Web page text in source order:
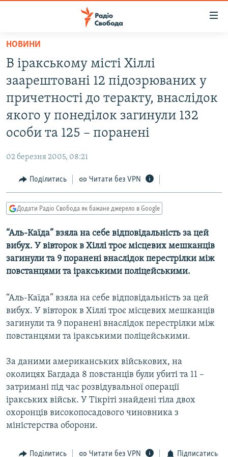
Перейти
основного
матеріалу
Перейти
до
основної
навігації
до
ВСЕ ЗА ДОБУ
СТАТТІ
ЕКОНОМІКА
СПОРТ
УКРАЇНА
РОСІЙСЬКА «ФІЛЬТРАЦІЯ»
КРИМ.РЕАЛІЇ
ТИ ЯК?
СХЕМИ
МУЛЬТИМЕДІА
ФОТО
СПЕЦПРОЄКТИ
ПОДКАСТИ
КРИМ РЕАЛІЇ
РУС
КТАТ
ДОЛУЧАЙСЯ!
НОВИНИ
В іракському місті Хіллі
заарештовані 12 підозрюваних у
причетності до теракту, внаслідок
якого у понеділок загинули 132
особи та 125 – поранені
02 березня 2005, 08:21
Поділитись Читати без VPN
Додати Радіо Свобода як бажане джерело в Google
“Аль-Каїда” взяла на себе відповідальність за цей
вибух. У вівторок в Хіллі троє місцевих мешканців
загинули та 9 поранені внаслідок перестрілки між
повстанцями та іракськими поліцейськими.
“Аль-Каїда” взяла на себе відповідальність за цей
вибух. У вівторок в Хіллі троє місцевих мешканців
загинули та 9 поранені внаслідок перестрілки між
повстанцями та іракськими поліцейськими.
За даними американських військових, на
околицях Багдада 8 повстанців були убиті та 11 –
затримані під час розвідувальної операції
іракських військ. У Тікріті знайдені тіла двох
охоронців високопосадового чиновника з
міністерства оборони.
Поділитись Читати без VPN Підписатись